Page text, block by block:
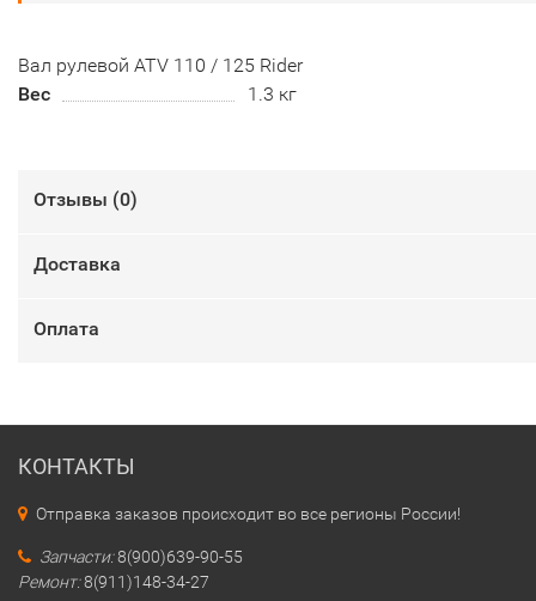
Вал рулевой ATV 110 / 125 Rider
Вес
1.3 кг
Отзывы (0)
Доставка
Оплата
КОНТАКТЫ
Отправка заказов происходит во все регионы России!
Запчасти:8(900)639-90-55
Ремонт:8(911)148-34-27